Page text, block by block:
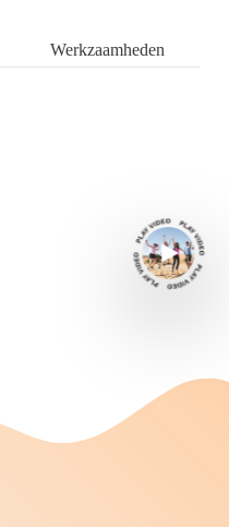
Werkzaamheden